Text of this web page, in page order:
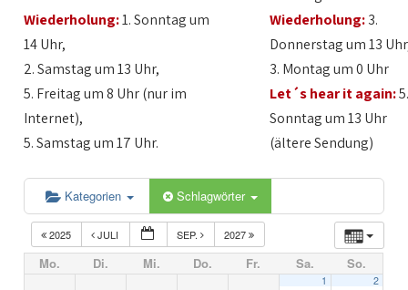
Wiederholung:1. Sonntag um
14 Uhr,
2. Samstag um 13 Uhr,
5. Freitag um 8 Uhr (nur im
Internet),
5. Samstag um 17 Uhr.
Wiederholung:3.
Donnerstag um 13
3. Montag um 0 Uhr
Let´s hear it again:
Sonntag um 13 Uhr
(ältere Sendung)
Kategorien Schlagwörter
2025 JULI SEP. 2027
Mo. Di. Mi. Do. Fr. Sa. So.
1 2